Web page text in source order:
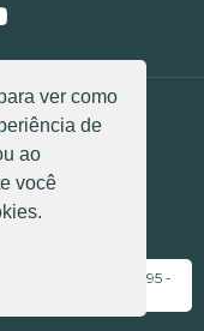
DE ÉTICA
LTDA
90
Granero - CRM 8195 -
ver como
de
ao
você